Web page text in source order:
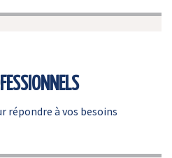
répondre à vos besoins